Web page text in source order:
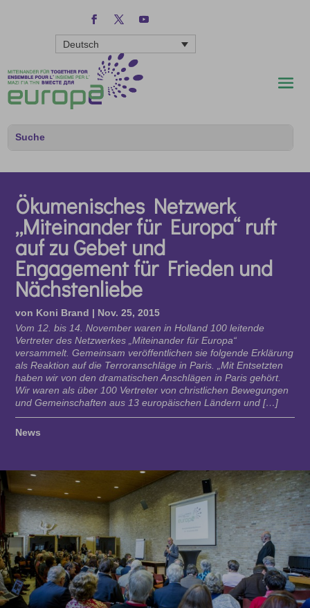
Deutsch
Ökumenisches Netzwerk
„Miteinander für Europa“ ruft
auf zu Gebet und
Engagement für Frieden und
Nächstenliebe
von Koni Brand | Nov. 25, 2015
Vom 12. bis 14. November waren in Holland 100 leitende
Vertreter des Netzwerkes „Miteinander für Europa“
versammelt. Gemeinsam veröffentlichen sie folgende Erklärung
als Reaktion auf die Terroranschläge in Paris. „Mit Entsetzten
haben wir von den dramatischen Anschlägen in Paris gehört.
Wir waren als über 100 Vertreter von christlichen Bewegungen
und Gemeinschaften aus 13 europäischen Ländern und […]
News